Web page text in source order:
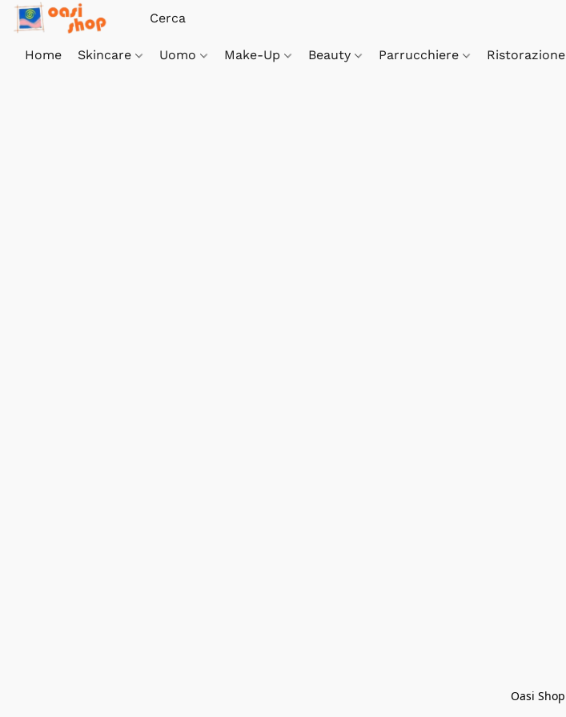
Home Skincare Uomo Make-Up Beauty Parrucchiere Ristorazione
Oasi Shop